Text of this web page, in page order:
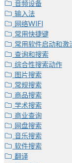
音频设备
输入法
网络WIFI
常用快捷键
常用软件启动和激
查询和搜索
综合性搜索动作
图片搜索
常规搜索
商品搜索
学术搜索
商业查询
网盘搜索
音乐搜索
软件搜索
翻译